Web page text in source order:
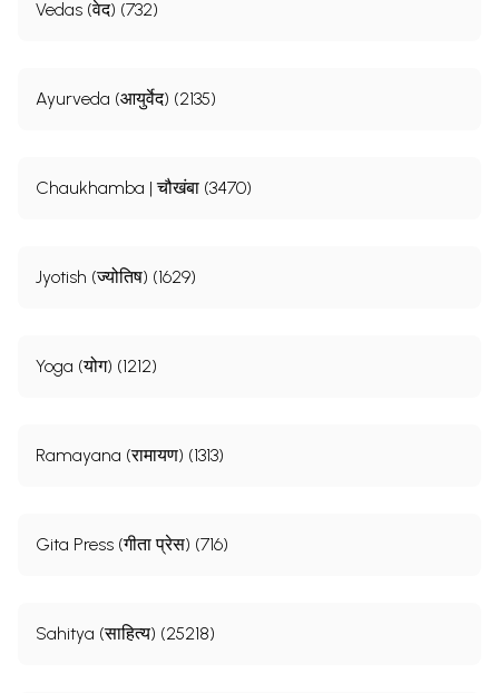
Vedas (वेद) (732)
Ayurveda (आयुर्वेद) (2135)
Chaukhamba | चौखंबा (3470)
Jyotish (ज्योतिष) (1629)
Yoga (योग) (1212)
Ramayana (रामायण) (1313)
Gita Press (गीता प्रेस) (716)
Sahitya (साहित्य) (25218)